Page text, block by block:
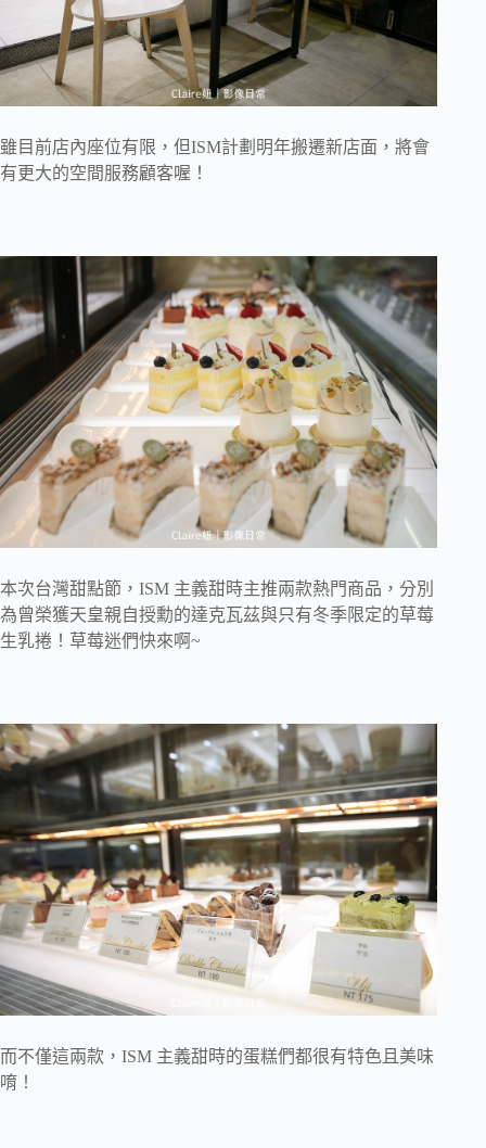
雖目前店內座位有限，但ISM計劃明年搬遷新店面，將會
有更大的空間服務顧客喔！
本次台灣甜點節，ISM 主義甜時主推兩款熱門商品，分別
為曾榮獲天皇親自授勳的達克瓦茲與只有冬季限定的草莓
生乳捲！草莓迷們快來啊~
而不僅這兩款，ISM 主義甜時的蛋糕們都很有特色且美味
唷！